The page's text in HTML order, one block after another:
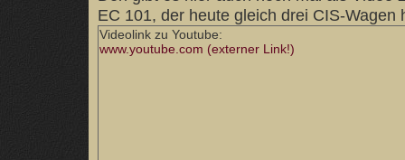
EC 101, der heute gleich drei CIS-Wagen
Videolink zu Youtube:
www.youtube.com (externer Link!)